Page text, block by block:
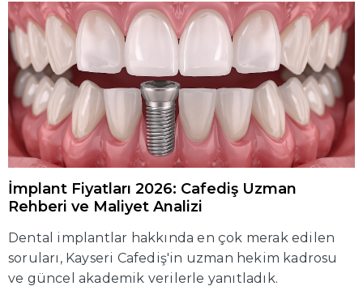
İmplant Fiyatları 2026: Cafediş Uzman
Rehberi ve Maliyet Analizi
Dental implantlar hakkında en çok merak edilen
soruları, Kayseri Cafediş'in uzman hekim kadrosu
ve güncel akademik verilerle yanıtladık.